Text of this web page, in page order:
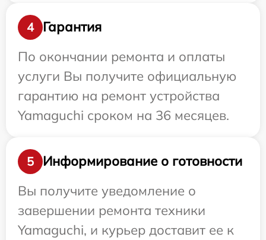
4
Гарантия
По окончании ремонта и оплаты
услуги Вы получите официальную
гарантию на ремонт устройства
Yamaguchi сроком на 36 месяцев.
5
Информирование о готовности
Вы получите уведомление о
завершении ремонта техники
Yamaguchi, и курьер доставит ее к